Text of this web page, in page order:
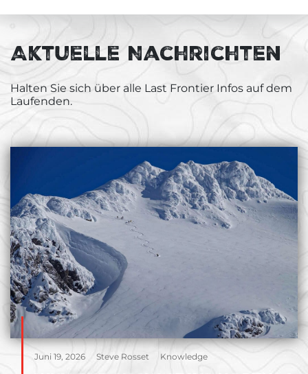
Aktuelle Nachrichten
Halten Sie sich über alle Last Frontier Infos auf dem
Laufenden.
Juni 19, 2026 Steve Rosset Knowledge